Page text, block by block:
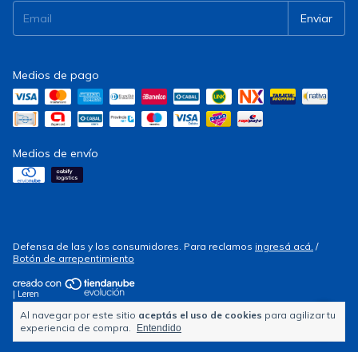
Al navegar por este sitio aceptás el uso de cookies para agilizar tu
experiencia de compra.
Entendido
Medios de pago
Medios de envío
Defensa de las y los consumidores. Para reclamos ingresá acá. /
Botón de arrepentimiento
| Leren
Copyright Electrocity - 2026. Todos los derechos reservados.